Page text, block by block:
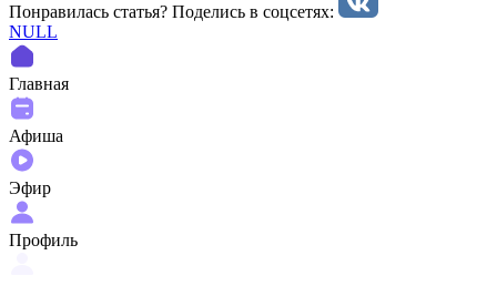
Понравилась статья? Поделиcь в соцсетях:
NULL
Главная
Афиша
Эфир
Профиль